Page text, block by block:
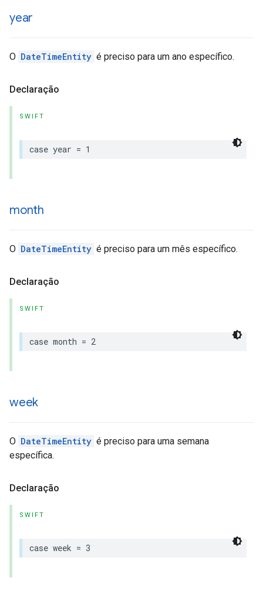
year
O DateTimeEntity é preciso para um ano específico.
Declaração
SWIFT
case year = 1
month
O DateTimeEntity é preciso para um mês específico.
Declaração
SWIFT
case month = 2
week
O DateTimeEntity é preciso para uma semana
específica.
Declaração
SWIFT
case week = 3